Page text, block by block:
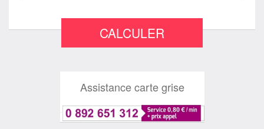
CALCULER
Assistance carte grise